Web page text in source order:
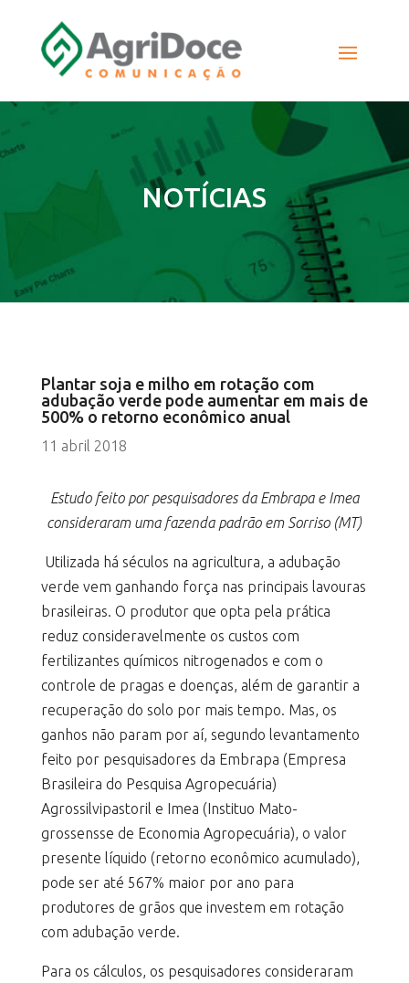
NOTÍCIAS
Plantar soja e milho em rotação com
adubação verde pode aumentar em mais de
500% o retorno econômico anual
11 abril 2018
Estudo feito por pesquisadores da Embrapa e Imea
consideraram uma fazenda padrão em Sorriso (MT)
Utilizada há séculos na agricultura, a adubação
verde vem ganhando força nas principais lavouras
brasileiras. O produtor que opta pela prática
reduz consideravelmente os custos com
fertilizantes químicos nitrogenados e com o
controle de pragas e doenças, além de garantir a
recuperação do solo por mais tempo. Mas, os
ganhos não param por aí, segundo levantamento
feito por pesquisadores da Embrapa (Empresa
Brasileira do Pesquisa Agropecuária)
Agrossilvipastoril e Imea (Instituo Mato-
grossensse de Economia Agropecuária), o valor
presente líquido (retorno econômico acumulado),
pode ser até 567% maior por ano para
produtores de grãos que investem em rotação
com adubação verde.
Para os cálculos, os pesquisadores consideraram